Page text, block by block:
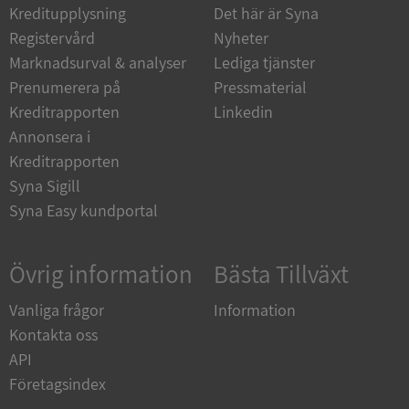
Kreditupplysning
Registervård
Marknadsurval & analyser
Prenumerera på
Kreditrapporten
Annonsera i
Kreditrapporten
Syna Sigill
Syna Easy kundportal
Det här är Syna
Nyheter
Lediga tjänster
Pressmaterial
Linkedin
Övrig information
Vanliga frågor
Kontakta oss
API
Företagsindex
Bästa Tillväxt
Information
Strikt nödvändiga kakor tillåter
kärnwebbplatsfunktioner som användarinloggning
och kontohantering. Webbplatsen kan inte
användas ordentligt utan strikt nödvändiga cookies.
Namn
Leverantör
__RequestVerificationToken
VISITOR_PRIVACY_METADATA
Privacy Policy